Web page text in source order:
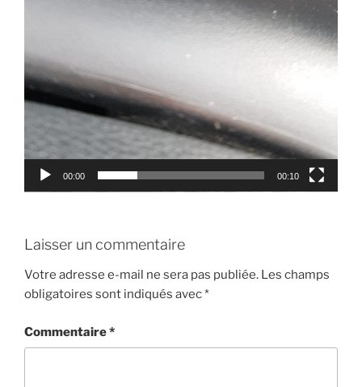
00:00 00:10
Laisser un commentaire
Votre adresse e-mail ne sera pas publiée. Les champs
obligatoires sont indiqués avec*
Commentaire*